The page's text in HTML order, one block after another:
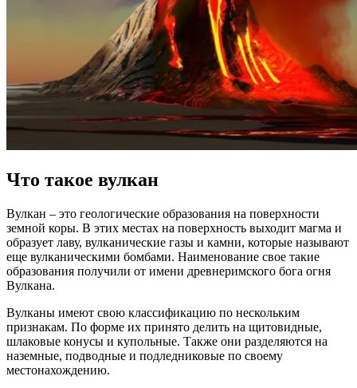
Что такое вулкан
Вулкан – это геологические образования на поверхности
земной коры. В этих местах на поверхность выходит магма и
образует лаву, вулканические газы и камни, которые называют
еще вулканическими бомбами. Наименование свое такие
образования получили от имени древнеримского бога огня
Вулкана.
Вулканы имеют свою классификацию по нескольким
признакам. По форме их принято делить на щитовидные,
шлаковые конусы и купольные. Также они разделяются на
наземные, подводные и подледниковые по своему
местонахождению.